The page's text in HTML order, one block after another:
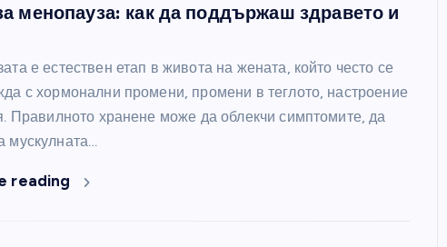
менопауза: как да поддържаш здравето и
е естествен етап в живота на жената, който често се
с хормонални промени, промени в теглото, настроение
Правилното хранене може да облекчи симптомите, да
мускулната…
reading